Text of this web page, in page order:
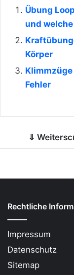
Übung
und
Körper
Fehler
⇓
Rechtliche
Impressum
Datenschutz
Sitemap